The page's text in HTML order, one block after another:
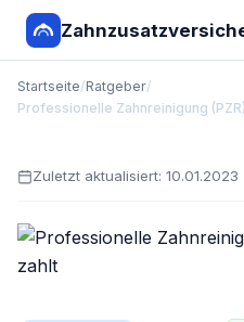
Startseite/Ratgeber/
Professionelle Zahnreinigung
Zuletzt aktualisiert: 10.01.2023